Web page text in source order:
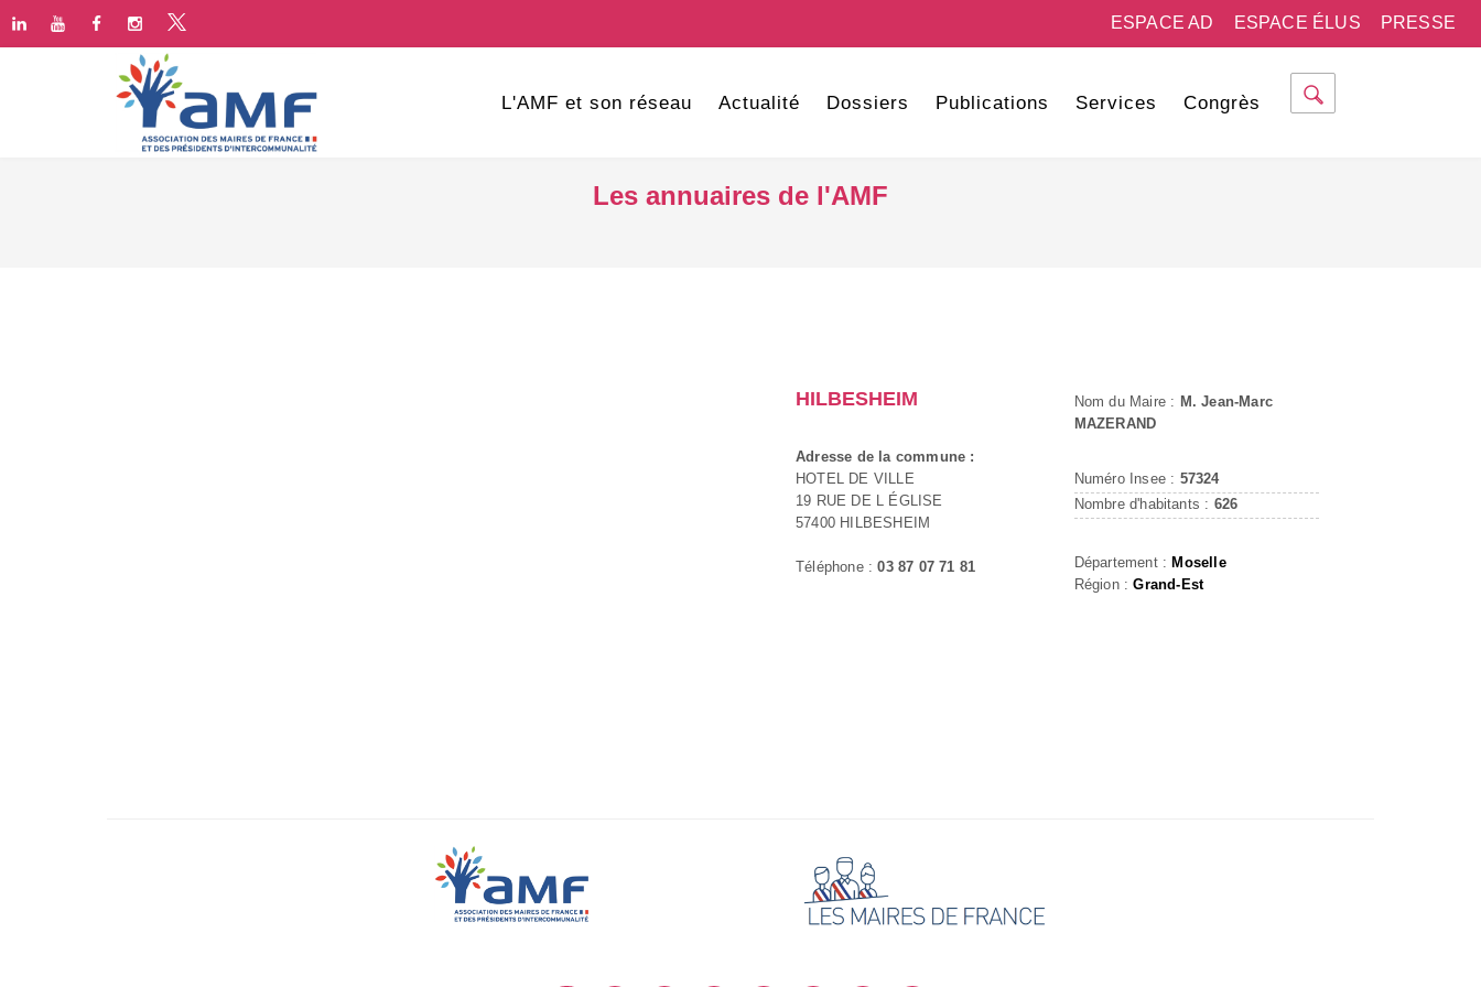
PRESSE
ESPACE ÉLUS
ESPACE AD
L'AMF et son réseau Actualité Dossiers Publications Services Congrès
Les annuaires de l'AMF
HILBESHEIM
Adresse de la commune :
HOTEL DE VILLE
19 RUE DE L ÉGLISE
57400 HILBESHEIM
Téléphone :03 87 07 71 81
Nom du Maire : M. Jean-Marc
MAZERAND
Numéro Insee : 57324
Nombre d'habitants : 626
Département : Moselle
Région :Grand-Est